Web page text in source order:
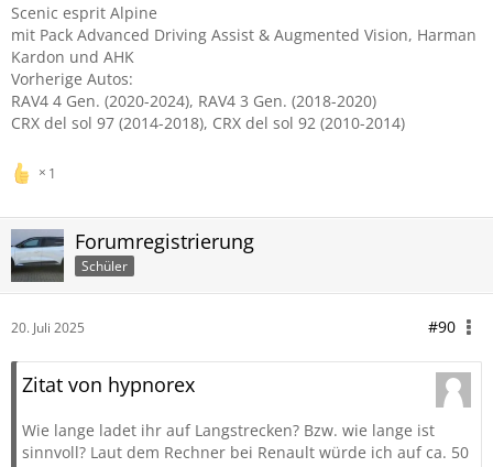
Scenic esprit Alpine
mit Pack Advanced Driving Assist & Augmented Vision, Harman
Kardon und AHK
Vorherige Autos:
RAV4 4 Gen. (2020-2024), RAV4 3 Gen. (2018-2020)
CRX del sol 97 (2014-2018), CRX del sol 92 (2010-2014)
1
Forumregistrierung
Schüler
20. Juli 2025 #90
Zitat von hypnorex
Wie lange ladet ihr auf Langstrecken? Bzw. wie lange ist
sinnvoll? Laut dem Rechner bei Renault würde ich auf ca. 50